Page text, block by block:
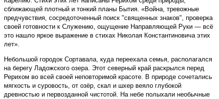
сближающей плотный и тонкий планы Бытия. «Война, тревожные
предчувствия, сосредоточенный поиск "священных знаков", проверка
своей готовности к Служению, ощущение Направляющей Руки — всё
это нашло яркое выражение в стихах Николая Константиновича этих
лет».
Небольшой городок Сортавала, куда переехала семья, располагался
на берегу Ладожского озера. Этот северный край раскрылся перед
Рерихом во всей своей неповторимой красоте. В природе сочетались
мягкость и суровость, от озёр, скал и шхер веяло глубокой
древностью и первозданной чистотой. На небе полыхали необычные